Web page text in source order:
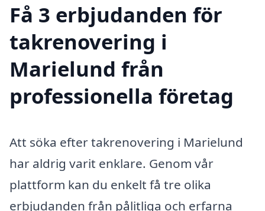
Få 3 erbjudanden för
takrenovering i
Marielund från
professionella företag
Att söka efter takrenovering i Marielund
har aldrig varit enklare. Genom vår
plattform kan du enkelt få tre olika
erbjudanden från pålitliga och erfarna